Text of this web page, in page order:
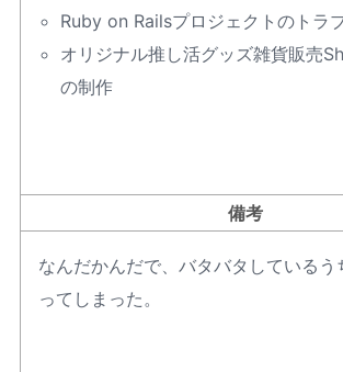
Ruby on Railsプロジェクトのトラ
オリジナル推し活グッズ雑貨販売
の制作
備考
なんだかんだで、バタバタしているう
ってしまった。